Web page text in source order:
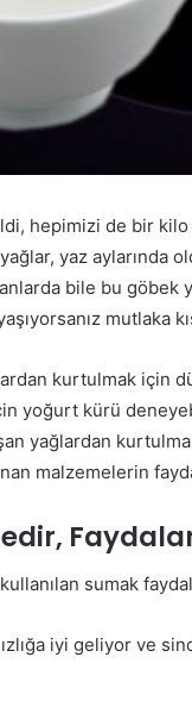
hepimizi de bir
yağlar, yaz
bile bu göbek
mutlaka
kurtulmak için
yoğurt kürü
yağlardan
malzemelerin
sumak
iyi geliyor ve